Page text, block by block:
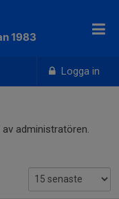
Logga in
1983
administratören.